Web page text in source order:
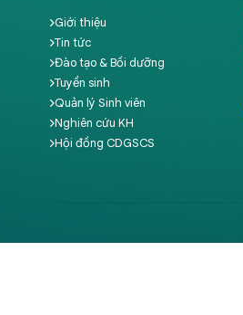
Giới thiệu
Tin tức
Đào tạo & Bồi dưỡng
Tuyển sinh
Quản lý Sinh viên
Nghiên cứu KH
Hội đồng CDGSCS